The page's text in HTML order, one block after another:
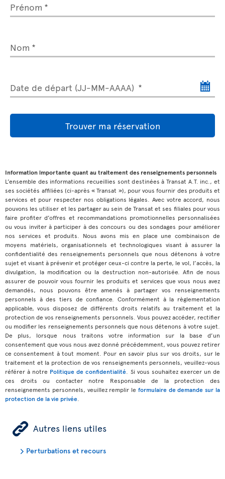
Prénom
Nom
Date de départ (JJ-MM-AAAA)
Trouver ma réservation
Information importante quant au traitement des renseignements personnels
L’ensemble des informations recueillies sont destinées à Transat A.T. inc., et
ses sociétés affiliées (ci-après « Transat »), pour vous fournir des produits et
services et pour respecter nos obligations légales. Avec votre accord, nous
pouvons les utiliser et les partager au sein de Transat et ses filiales pour vous
faire profiter d’offres et recommandations promotionnelles personnalisées
ou vous inviter à participer à des concours ou des sondages pour améliorer
nos services et produits. Nous avons mis en place une combinaison de
moyens matériels, organisationnels et technologiques visant à assurer la
confidentialité des renseignements personnels que nous détenons à votre
sujet et visant à prévenir et protéger ceux-ci contre la perte, le vol, l’accès, la
divulgation, la modification ou la destruction non-autorisée. Afin de nous
assurer de pouvoir vous fournir les produits et services que vous nous avez
demandés, nous pouvons être amenés à partager vos renseignements
personnels à des tiers de confiance. Conformément à la règlementation
applicable, vous disposez de différents droits relatifs au traitement et la
protection de vos renseignements personnels. Vous pouvez accéder, rectifier
ou modifier les renseignements personnels que nous détenons à votre sujet.
De plus, lorsque nous traitons votre information sur la base d’un
consentement que vous nous avez donné précédemment, vous pouvez retirer
ce consentement à tout moment. Pour en savoir plus sur vos droits, sur le
traitement et la protection de vos renseignements personnels, veuillez-vous
référer à notre Politique de confidentialité . Si vous souhaitez exercer un de
ces droits ou contacter notre Responsable de la protection des
renseignements personnels, veuillez remplir le formulaire de demande sur la
protection de la vie privée
ÿ Autres liens utiles
Perturbations et recours